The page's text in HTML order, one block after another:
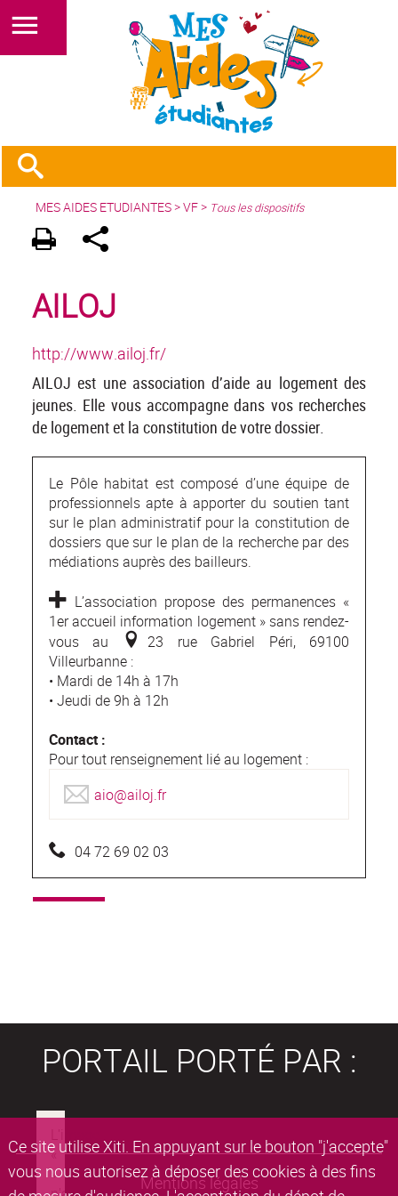
Ce site utilise Xiti. En appuyant sur le bouton "j'accepte"
vous nous autorisez à déposer des cookies à des fins
MES AIDES ETUDIANTES>VF> Tous les dispositifs
AILOJ
http://www.ailoj.fr/
AILOJ est une association d’aide au logement des
jeunes. Elle vous accompagne dans vos recherches
de logement et la constitution de votre dossier.
Le Pôle habitat est composé d’une équipe de
professionnels apte à apporter du soutien tant
sur le plan administratif pour la constitution de
dossiers que sur le plan de la recherche par des
médiations auprès des bailleurs.
L’association propose des permanences «
1er accueil information logement » sans rendez-
vous au
23 rue Gabriel Péri, 69100
Villeurbanne :
• Mardi de 14h à 17h
• Jeudi de 9h à 12h
Contact :
Pour tout renseignement lié au logement :
aio@ailoj.fr
04 72 69 02 03
PORTAIL PORTÉ PAR :
Mentions légales